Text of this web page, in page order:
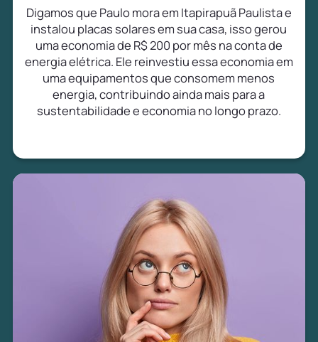
Digamos que Paulo mora em Itapirapuã Paulista e
instalou placas solares em sua casa, isso gerou
uma economia de R$ 200 por mês na conta de
energia elétrica. Ele reinvestiu essa economia em
uma equipamentos que consomem menos
energia, contribuindo ainda mais para a
sustentabilidade e economia no longo prazo.